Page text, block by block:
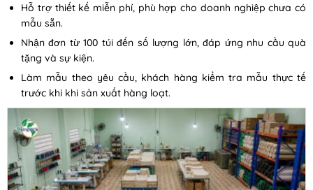
Hỗ trợ thiết kế miễn phí, phù hợp cho doanh nghiệp chưa có
mẫu sẵn.
Nhận đơn từ 100 túi đến số lượng lớn, đáp ứng nhu cầu quà
tặng và sự kiện.
Làm mẫu theo yêu cầu, khách hàng kiểm tra mẫu thực tế
trước khi khi sản xuất hàng loạt.